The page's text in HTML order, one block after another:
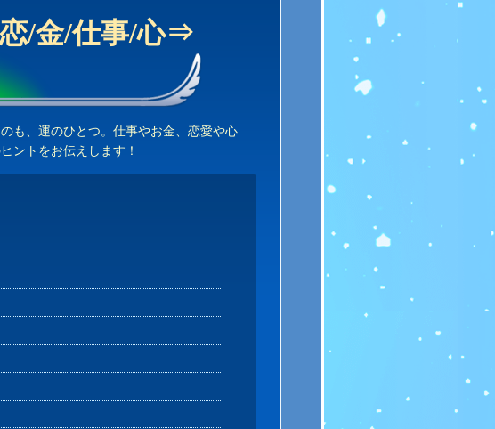
恋/金/仕事/心⇒
も、運のひとつ。仕事やお金、恋愛や心
ントをお伝えします！